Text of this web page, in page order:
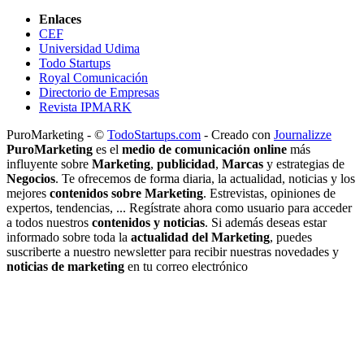
Enlaces
CEF
Universidad Udima
Todo Startups
Royal Comunicación
Directorio de Empresas
Revista IPMARK
PuroMarketing - © TodoStartups.com - Creado con Journalizze
PuroMarketing es el medio de comunicación online más
influyente sobre Marketing, publicidad, Marcas y estrategias de
Negocios. Te ofrecemos de forma diaria, la actualidad, noticias y los
mejores contenidos sobre Marketing. Estrevistas, opiniones de
expertos, tendencias, ... Regístrate ahora como usuario para acceder
a todos nuestros contenidos y noticias. Si además deseas estar
informado sobre toda la actualidad del Marketing, puedes
suscriberte a nuestro newsletter para recibir nuestras novedades y
noticias de marketing en tu correo electrónico